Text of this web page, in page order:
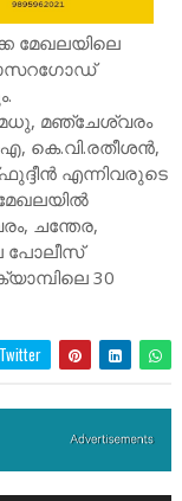
മേഖലയിലെ
മഞ്ചേശ്വരം
കെ.വി.രതീശൻ,
എന്നിവരുടെ
ചന്തേര,
പോലീസ്
30
Twitter